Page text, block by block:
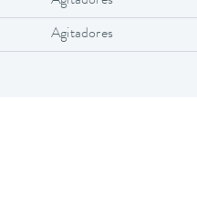
Agitadores